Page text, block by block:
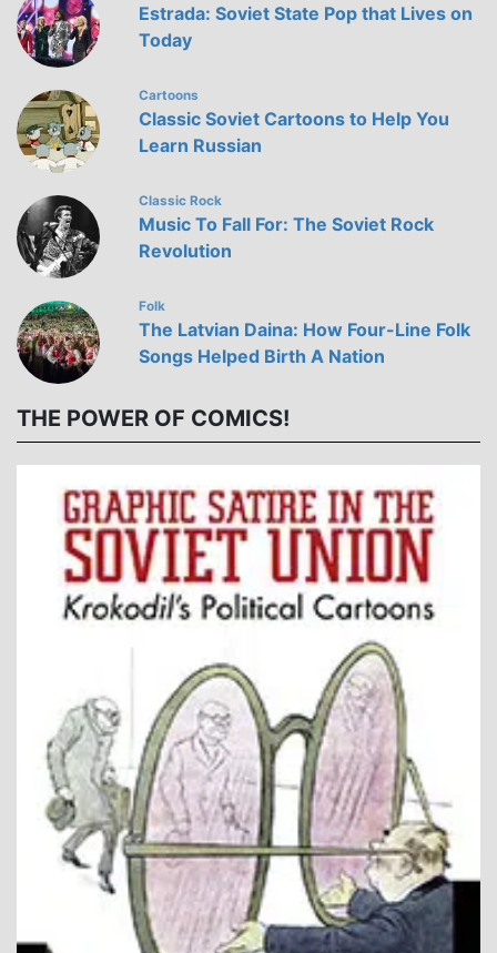
Estrada: Soviet State Pop that Lives on
Today
Cartoons
Classic Soviet Cartoons to Help You
Learn Russian
Classic Rock
Music To Fall For: The Soviet Rock
Revolution
Folk
The Latvian Daina: How Four-Line Folk
Songs Helped Birth A Nation
THE POWER OF COMICS!